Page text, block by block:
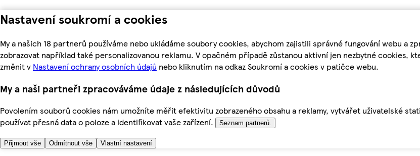
Nastavení soukromí a cookies
My a našich 18 partnerů používáme nebo ukládáme soubory cookies, abychom zajistili správné fungování webu a
zobrazovat například také personalizovanou reklamu. V opačném případě zůstanou aktivní jen nezbytné cookies,
změnit v Nastavení ochrany osobních údajů nebo kliknutím na odkaz Soukromí a cookies v patičce webu.
My a naši partneři zpracováváme údaje z následujících důvodů
Povolením souborů cookies nám umožníte měřit efektivitu zobrazeného obsahu a reklamy, vytvářet uživatelské
používat přesná data o poloze a identifikovat vaše zařízení.
Seznam partnerů.
Přijmout vše Odmítnout vše Vlastní nastavení